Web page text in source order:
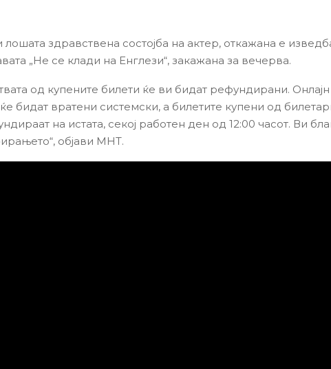
здравствена состојба на актер, откажана е
„Не се клади на Енглези“, закажана за вечерва.
од купените билети ќе ви бидат рефундирани.
бидат вратени системски, а билетите купени од
на истата, секој работен ден од 12:00 часот. Ви
објави МНТ.